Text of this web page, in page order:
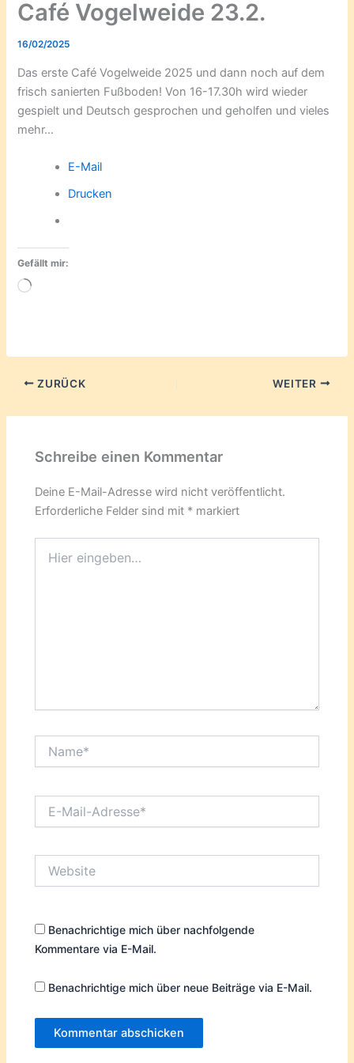
Café Vogelweide 23.2.
16/02/2025
Das erste Café Vogelweide 2025 und dann noch auf dem
frisch sanierten Fußboden! Von 16-17.30h wird wieder
gespielt und Deutsch gesprochen und geholfen und vieles
mehr…
E-Mail
Drucken
Gefällt mir:
Wird
ZURÜCK WEITER
Schreibe einen Kommentar
Deine E-Mail-Adresse wird nicht veröffentlicht.
Erforderliche Felder sind mit * markiert
eingeben…
Mail-
Benachrichtige mich über nachfolgende
Kommentare via E-Mail.
Benachrichtige mich über neue Beiträge via E-Mail.